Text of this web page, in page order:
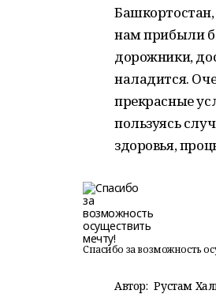
нам прибыли
дорожники,
наладится.
прекрасные
пользуясь
здоровья,
Спасибо за возможность
Автор: Рустам